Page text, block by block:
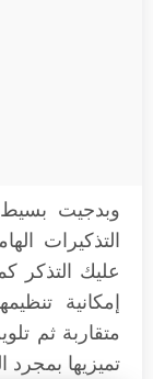
وبدجيت بسيط
التذكيرات
عليك التذكر
إمكانية
متقاربة ثم
تميزيها